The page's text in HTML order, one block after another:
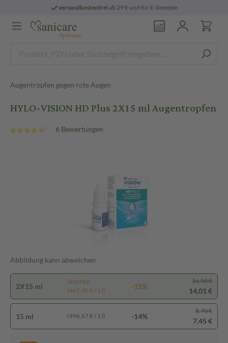
versandkostenfreiab 29 € und für E-Rezepte
Augentropfen gegen rote Augen
HYLO-VISION HD Plus 2X15 ml Augentropfen
6 Bewertungen
Abbildung kann abweichen
2X15 ml
Spartipp
(467,00 € / 1 l)
-15%
16,50 €
14,01 €
15 ml (496,67 € / 1 l) -14%
8,70 €
7,45 €